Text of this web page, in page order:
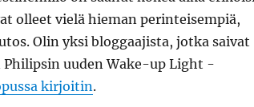
olleet vielä hieman perinteisempiä,
Olin yksi bloggaajista, jotka saivat
uuden Wake-up Light -
kirjoitin.